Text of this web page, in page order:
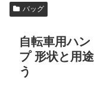
バッグ
自転車用ハ
プ 形状と用
う